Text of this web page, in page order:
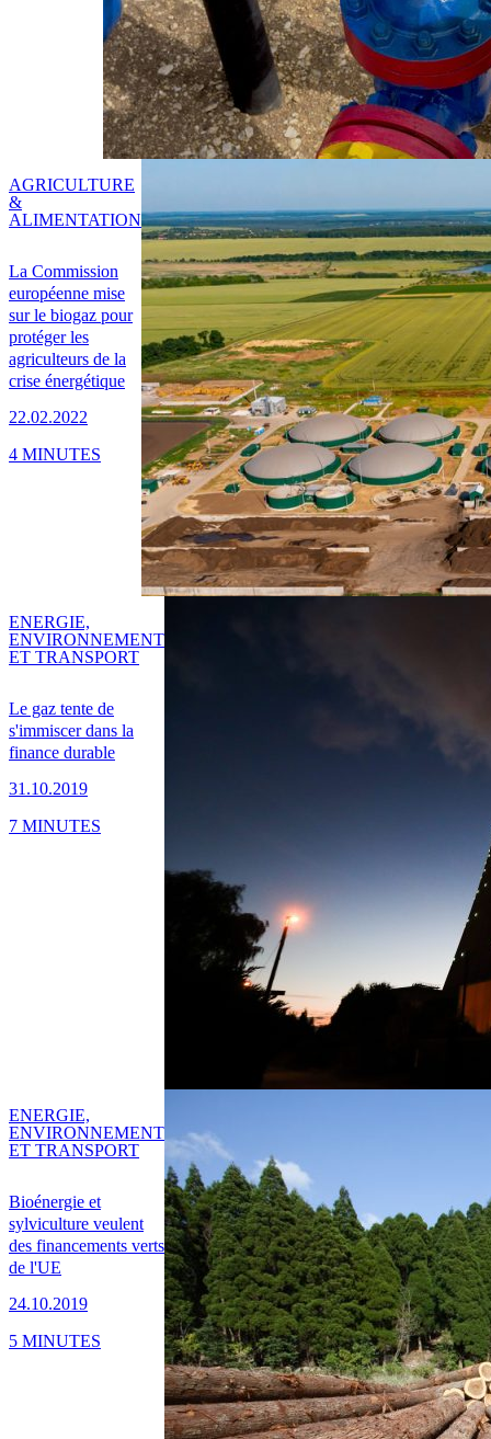
La Commission
européenne mise
sur le biogaz pour
protéger les
agriculteurs de la
crise énergétique
22.02.2022
AGRICULTURE
&
ALIMENTATION
4 MINUTES
Le gaz tente de
s'immiscer dans la
finance durable
31.10.2019
ENERGIE,
ENVIRONNEMENT
ET TRANSPORT
7 MINUTES
Bioénergie et
sylviculture veulent
des financements verts
de l'UE
24.10.2019
ENERGIE,
ENVIRONNEMENT
ET TRANSPORT
5 MINUTES